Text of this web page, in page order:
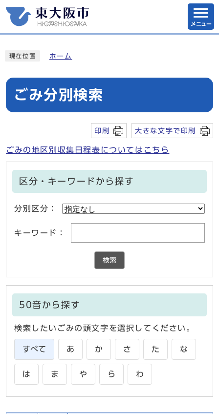
メニュー
現在位置 ホーム
ごみ分別検索
印刷 大きな文字で印刷
ごみの地区別収集日程表についてはこちら
区分・キーワードから探す
分別区分：
キーワード：
検索
50音から探す
検索したいごみの頭文字を選択してください。
すべて あ か さ た な
は ま や ら わ